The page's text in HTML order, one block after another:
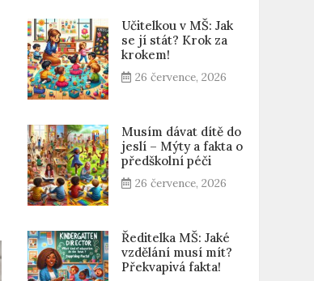
Učitelkou v MŠ: Jak
se jí stát? Krok za
krokem!
26 července, 2026
Musím dávat dítě do
jeslí – Mýty a fakta o
předškolní péči
26 července, 2026
Ředitelka MŠ: Jaké
vzdělání musí mít?
Překvapivá fakta!